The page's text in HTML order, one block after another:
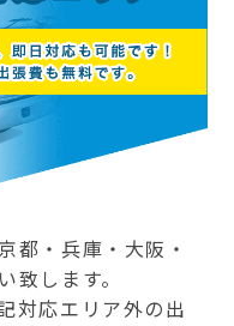
都・兵庫・大阪・
します。
対応エリア外の出